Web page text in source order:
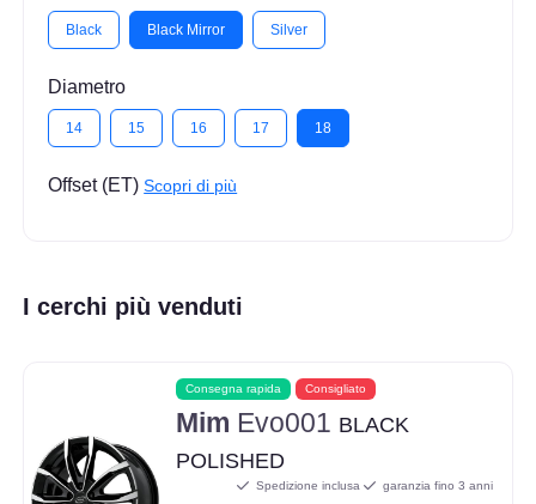
Black Black Mirror Silver
Diametro
14 15 16 17 18
Offset (ET)Scopri di più
I cerchi più venduti
Consegna rapida Consigliato
Mim Evo001 BLACK
POLISHED
Spedizione inclusa garanzia fino 3 anni